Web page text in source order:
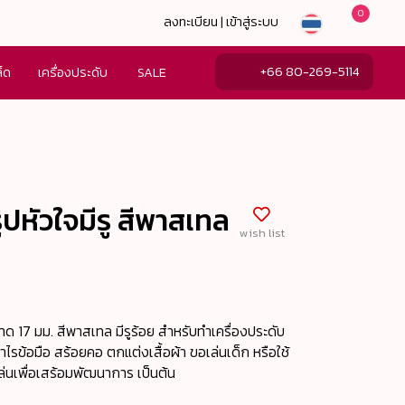
ลงทะเบียน | เข้าสู่ระบบ 0
เครื่องประดับ SALE +66 80-269-5114
หัวใจมีรู สีพาสเทล wish list
17 มม. สีพาสเทล มีรูร้อย สำหรับทำเครื่องประดับ
รข้อมือ สร้อยคอ ตกแต่งเสื้อผ้า ขอเล่นเด็ก หรือใช้
นเพื่อเสร้อมพัฒนาการ เป็นต้น